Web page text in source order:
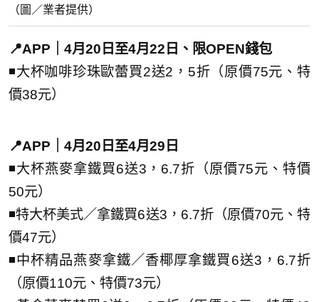
（圖／業者提供）
📍APP｜4月20日至4月22日、限OPEN錢包
◾大杯咖啡珍珠歐蕾買2送2，5折（原價75元、特
價38元）
📍APP｜4月20日至4月29日
◾大杯燕麥拿鐵買6送3，6.7折（原價75元、特價
50元）
◾特大杯美式／拿鐵買6送3，6.7折（原價70元、特
價47元）
◾中杯精品燕麥拿鐵／香椰厚拿鐵買6送3，6.7折
（原價110元、特價73元）